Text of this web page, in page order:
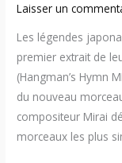
Laisser un
Les légendes
premier extrait de
(Hangman’s Hymn
du nouveau
compositeur Mirai
morceaux les plus